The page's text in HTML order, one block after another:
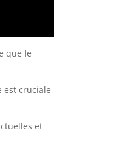
que le
est cruciale
et